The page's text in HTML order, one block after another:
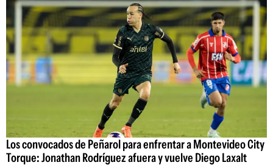
Los convocados de Peñarol para enfrentar a Montevideo City
Torque: Jonathan Rodríguez afuera y vuelve Diego Laxalt